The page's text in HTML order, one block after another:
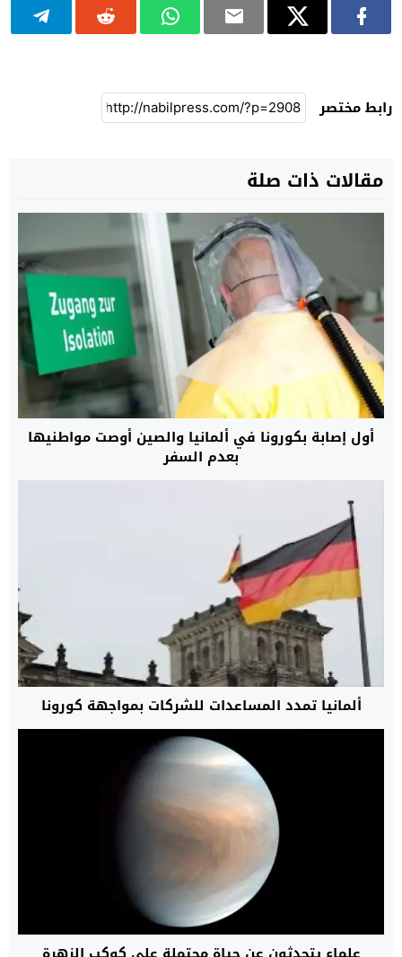
رابط مختصر
مقالات ذات صلة
أول إصابة بكورونا في ألمانيا والصين أوصت مواطنيها
بعدم السفر
ألمانيا تمدد المساعدات للشركات بمواجهة كورونا